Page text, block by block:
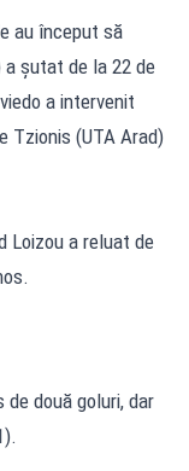
au început să
șutat de la 22 de
a intervenit
Tzionis (UTA Arad)
Loizou a reluat de
de două goluri, dar